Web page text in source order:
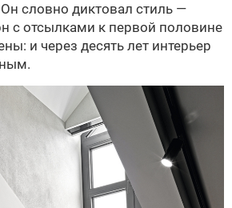
словно диктовал стиль —
с отсылками к первой половине
и через десять лет интерьер